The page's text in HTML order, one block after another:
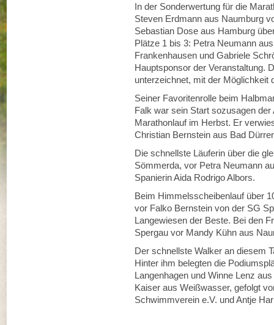
In der Sonderwertung für die
Steven Erdmann aus Naumburg
Sebastian Dose aus Hamburg
Plätze 1 bis 3: Petra Neumann
Frankenhausen und Gabriele
Hauptsponsor der Veranstaltung.
unterzeichnet, mit der Möglichkeit
Seiner Favoritenrolle beim
Falk war sein Start sozusagen der
Marathonlauf im Herbst. Er
Christian Bernstein aus Bad
Die schnellste Läuferin über die
Sömmerda, vor Petra Neumann
Spanierin Aida Rodrigo Albors.
Beim Himmelsscheibenlauf über
vor Falko Bernstein von der SG
Langewiesen der Beste. Bei den
Spergau vor Mandy Kühn aus
Der schnellste Walker an diesem
Hinter ihm belegten die
Langenhagen und Winne Lenz
Kaiser aus Weißwasser, gefolgt
Schwimmverein e.V. und Antje